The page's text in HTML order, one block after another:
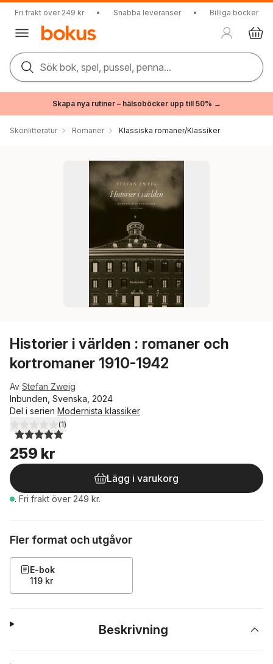
Fri frakt över 249 kr • Snabba leveranser • Billiga böcker
Sök bok, spel, pussel, penna...
Skapa nya rutiner – hälsoböcker upp till 50% →
Skönlitteratur Romaner Klassiska romaner/Klassiker
Historier i världen : romaner och
kortromaner 1910-1942
Av Stefan Zweig
Inbunden, Svenska, 2024
Del i serien Modernista klassiker
5,0utav 5 stjärnor. Totalt antal röster:
(1)
259 kr
Lägg i varukorg
. Fri frakt över 249 kr.
Fler format och utgåvor
E-bok
119 kr
Beskrivning